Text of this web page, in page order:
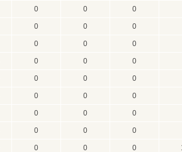
0 0 0
0 0 0
0 0 0
0 0 0
0 0 0
0 0 0
0 0 0
0 0 0
0 0 0